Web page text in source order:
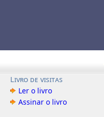
Livro de visitas
Ler o livro
Assinar o livro